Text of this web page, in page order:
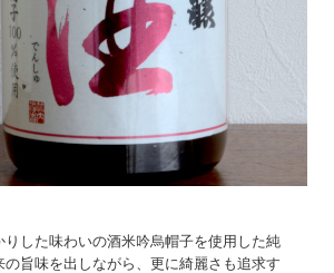
りした味わいの酒米吟烏帽子を使用した純
の旨味を出しながら、更に綺麗さも追求す